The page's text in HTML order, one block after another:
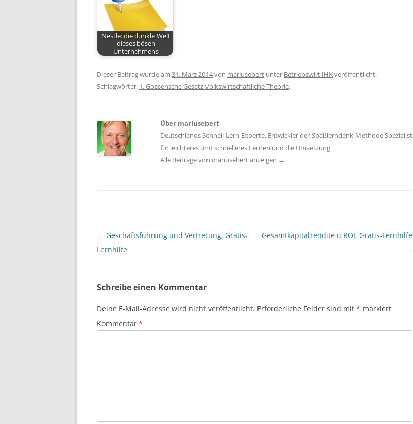
Nestle: die dunkle Welt
dieses bösen
Unternehmens
Dieser Beitrag wurde am 31. März 2014von mariusebert unter Betriebswirt IHKveröffentlicht.
Schlagwörter: 1. Gossensche Gesetz Volkswirtschaftliche Theorie.
Über mariusebert
Deutschlands Schnell-Lern-Experte, Entwickler der Spaßlerndenk-Methode Spezialist
für leichteres und schnelleres Lernen und die Umsetzung
Alle Beiträge von mariusebert anzeigen →
Beitragsnavigation
← Geschäftsführung und Vertretung, Gratis-
Lernhilfe
Gesamtkapitalrendite u ROI, Gratis-Lernhilfe
→
Schreibe einen Kommentar
Deine E-Mail-Adresse wird nicht veröffentlicht. Erforderliche Felder sind mit * markiert
Kommentar *